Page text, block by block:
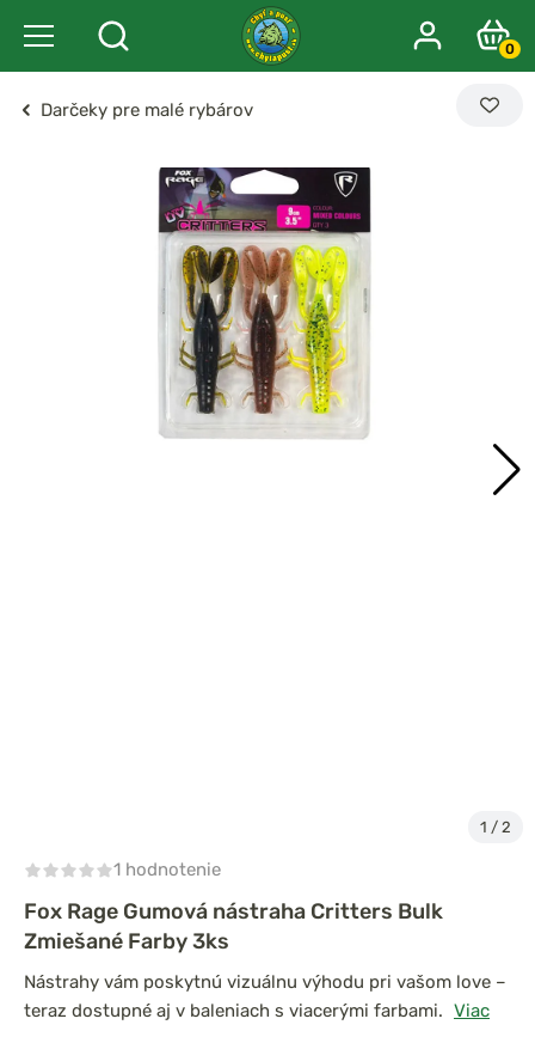
0
Darčeky pre malé rybárov
1 / 2
1 hodnotenie
Fox Rage Gumová nástraha Critters Bulk
Zmiešané Farby 3ks
Nástrahy vám poskytnú vizuálnu výhodu pri vašom love –
teraz dostupné aj v baleniach s viacerými farbami. Viac